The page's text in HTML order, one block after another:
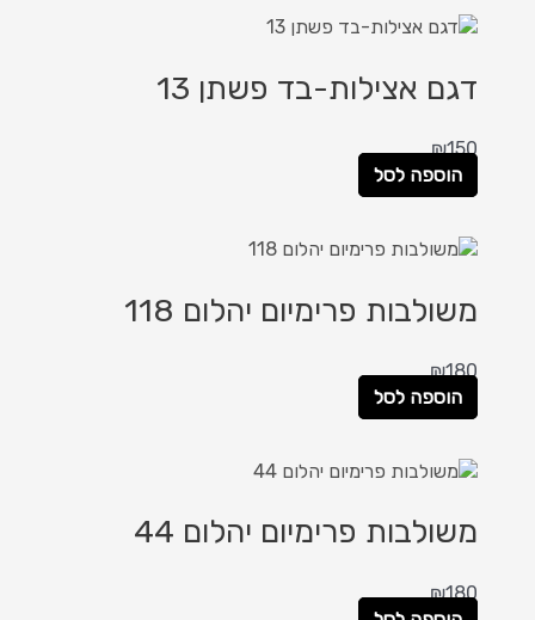
דגם אצילות-בד פשתן 13
₪150
הוספה לסל
משולבות פרימיום יהלום 118
₪180
הוספה לסל
משולבות פרימיום יהלום 44
₪180